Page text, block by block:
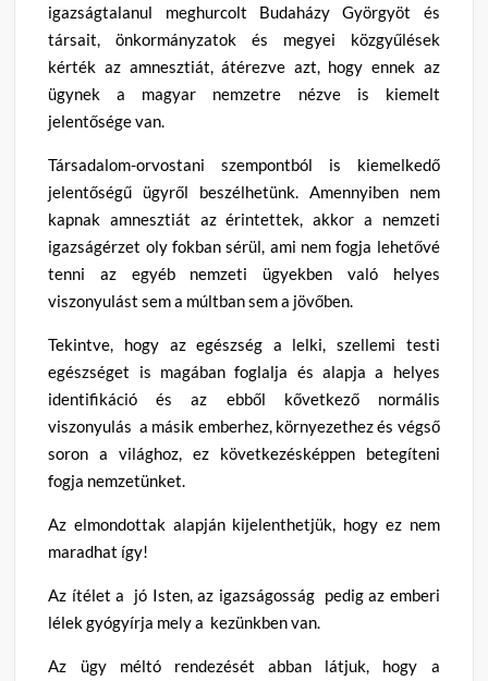
igazságtalanul meghurcolt Budaházy Györgyöt és
társait, önkormányzatok és megyei közgyűlések
kérték az amnesztiát, átérezve azt, hogy ennek az
ügynek a magyar nemzetre nézve is kiemelt
jelentősége van.
Társadalom-orvostani szempontból is kiemelkedő
jelentőségű ügyről beszélhetünk. Amennyiben nem
kapnak amnesztiát az érintettek, akkor a nemzeti
igazságérzet oly fokban sérül, ami nem fogja lehetővé
tenni az egyéb nemzeti ügyekben való helyes
viszonyulást sem a múltban sem a jövőben.
Tekintve, hogy az egészség a lelki, szellemi testi
egészséget is magában foglalja és alapja a helyes
identifikáció és az ebből kővetkező normális
viszonyulás a másik emberhez, környezethez és végső
soron a világhoz, ez következésképpen betegíteni
fogja nemzetünket.
Az elmondottak alapján kijelenthetjük, hogy ez nem
maradhat így!
Az ítélet a jó Isten, az igazságosság pedig az emberi
lélek gyógyírja mely a kezünkben van.
Az ügy méltó rendezését abban látjuk, hogy a